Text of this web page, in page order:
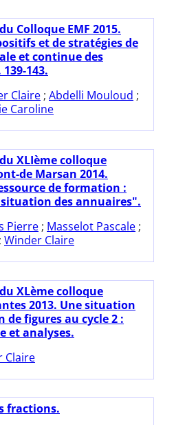
Colloque EMF 2015.
et de stratégies de
et continue des
143.
Claire ; Abdelli Mouloud ;
Caroline
XLIème colloque
de Marsan 2014.
de formation :
des annuaires".
Pierre ; Masselot Pascale ;
; Winder Claire
XLème colloque
2013. Une situation
de figures au cycle 2 :
et analyses.
Claire
fractions.